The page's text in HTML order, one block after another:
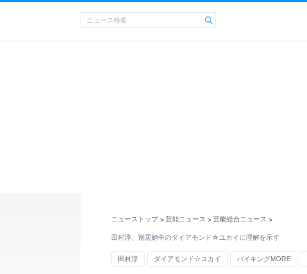
ニューストップ > 芸能ニュース > 芸能総合ニュース >
田村淳、別居婚中のダイアモンド☆ユカイに理解を示す
田村淳 ダイアモンド☆ユカイ バイキングMORE